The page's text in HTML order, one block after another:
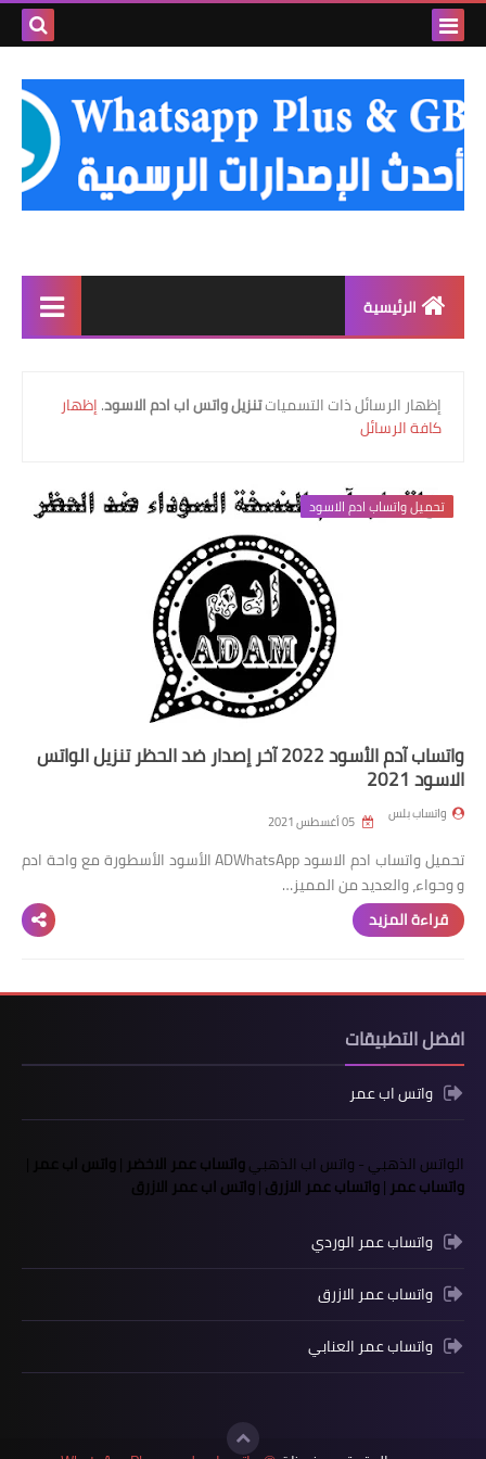
المدونة
الرئيسية
واتساب عمر العنابي
واتساب عمر الازرق
واتساب عمر الاخظر
‏إظهار الرسائل ذات التسمياتتنزيل واتس اب ادم الاسود.إظهار
كافة الرسائل
تحميل واتساب ادم الاسود
واتساب آدم الأسود 2022 آخر إصدار ضد الحظر تنزيل الواتس
الاسود 2021
واتساب بلس
تحميل واتساب ادم الاسود ADWhatsApp الأسود الأسطورة مع واحة ادم
و وحواء، والعديد من المميز…
قراءة المزيد
افضل التطبيقات
واتس اب عمر
الواتس الذهبي-واتس اب الذهبيواتساب عمر الاخضر |واتس اب عمر
واتساب عمر|واتساب عمر الازرق|واتس اب عمر الازرق
واتساب عمر الوردي
واتساب عمر الازرق
واتساب عمر العنابي